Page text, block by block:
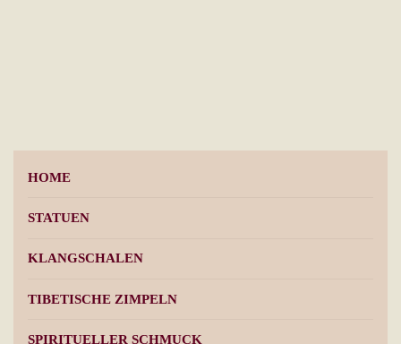
HOME
STATUEN
KLANGSCHALEN
TIBETISCHE ZIMPELN
SPIRITUELLER SCHMUCK